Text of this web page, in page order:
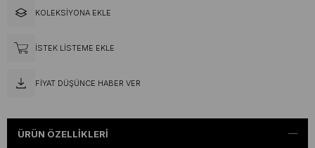
KOLEKSIYONA EKLE
İSTEK LISTEME EKLE
FIYAT DÜŞÜNCE HABER VER
ÜRÜN ÖZELLIKLERI